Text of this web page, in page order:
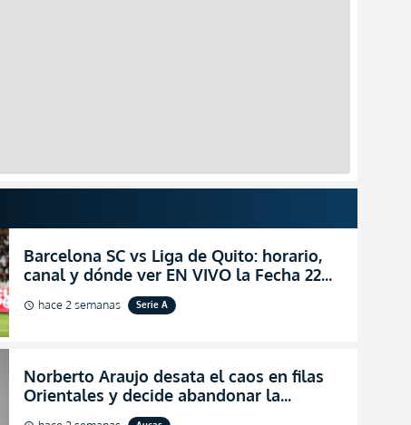
Barcelona SC vs Liga de Quito: horario,
canal y dónde ver EN VIVO la Fecha 22
de la LigaPro 2026
schedule hace 2 semanas Serie A
Norberto Araujo desata el caos en filas
Orientales y decide abandonar la
dirección técnica de Aucas